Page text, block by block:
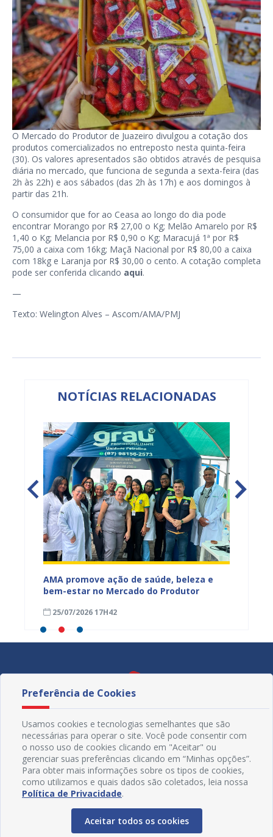
O Mercado do Produtor de Juazeiro divulgou a cotação dos
produtos comercializados no entreposto nesta quinta-feira
(30). Os valores apresentados são obtidos através de pesquisa
diária no mercado, que funciona de segunda a sexta-feira (das
2h às 22h) e aos sábados (das 2h às 17h) e aos domingos à
partir das 21h.
O consumidor que for ao Ceasa ao longo do dia pode
encontrar Morango por R$ 27,00 o Kg; Melão Amarelo por R$
1,40 o Kg; Melancia por R$ 0,90 o Kg; Maracujá 1ª por R$
75,00 a caixa com 16kg; Maçã Nacional por R$ 80,00 a caixa
com 18kg e Laranja por R$ 30,00 o cento. A cotação completa
pode ser conferida clicando aqui.
—
Texto: Welington Alves – Ascom/AMA/PMJ
NOTÍCIAS RELACIONADAS
AMA promove ação de saúde, beleza e
bem-estar no Mercado do Produtor
25/07/2026 17H42
Redes Sociais
Preferência de Cookies
Usamos cookies e tecnologias semelhantes que são
necessárias para operar o site. Você pode consentir com
o nosso uso de cookies clicando em "Aceitar" ou
gerenciar suas preferências clicando em “Minhas opções”.
Para obter mais informações sobre os tipos de cookies,
como utilizamos e quais dados são coletados, leia nossa
Política de Privacidade.
Aceitar todos os cookies